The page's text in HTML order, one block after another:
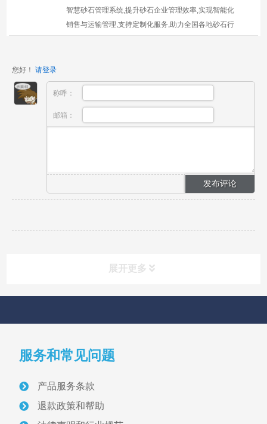
智慧砂石管理系统,提升砂石企业管理效率,实现智能化
销售与运输管理,支持定制化服务,助力全国各地砂石行
您好！ 请登录
称呼：
邮箱：
展开更多
首页
关于我们
服务和常见问题
产品服务条款
退款政策和帮助